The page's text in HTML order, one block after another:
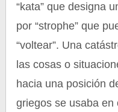
“kata” que designa
por “strophe” que
“voltear”. Una
las cosas o
hacia una posición
griegos se usaba